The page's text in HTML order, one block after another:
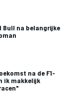
Bull na belangrijke
na de F1-
ik makkelijk